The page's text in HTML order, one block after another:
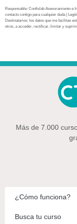
Responsable: Confislab Asesoramiento e
contacto contigo para cualquier duda |
Destinatarios: los datos que me facilitas
otros, a acceder, rectificar, limitar y
Más de 7.000
¿Cómo funciona?
Busca tu curso